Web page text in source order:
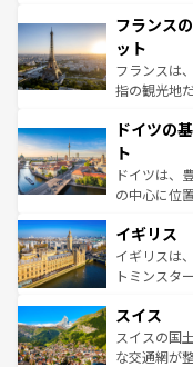
なお、新着
しい。
文化が根付
れる闘牛、
る。首都マ
アートに溢
せる。地方
ンテンツ一覧
フランス
ット
フランスは
指の観光地
で、幅広い
聖堂、美し
から魅了す
れ、フラン
香り高いラ
らに、パリ
も豊かな歴
を参照して
ドイツの
ト
ドイツは、
の中心に位
顔を持つこ
ルリンの文
してライン
は、お酒好きな
ドイツ情報は
イギリス
イギリスは
トミンスタ
リアごとに
ティー、ビ
戦など、本
スイス
スイスの国
な交通網が